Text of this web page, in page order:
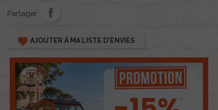
Partager
favorite AJOUTER À MA LISTE D'ENVIES